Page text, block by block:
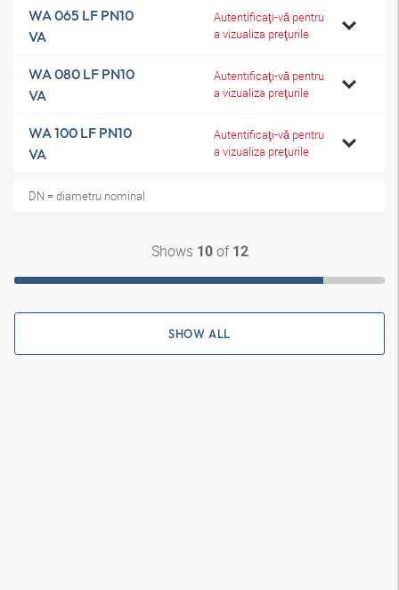
WA 065 LF PN10
VA
Autentificaţi-vă pentru
a vizualiza preţurile
WA 080 LF PN10
VA
Autentificaţi-vă pentru
a vizualiza preţurile
WA 100 LF PN10
VA
Autentificaţi-vă pentru
a vizualiza preţurile
DN = diametru nominal
Shows 10of 12
SHOW ALL